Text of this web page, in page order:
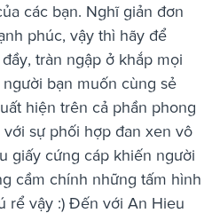
các bạn. Nghĩ giản đơn
phúc, vậy thì hãy để
tràn ngập ở khắp mọi
bạn muốn cùng sẻ
hiện trên cả phần phong
sự phối hợp đan xen vô
giấy cứng cáp khiến người
cầm chính những tấm hình
rể vậy :) Đến với An Hieu